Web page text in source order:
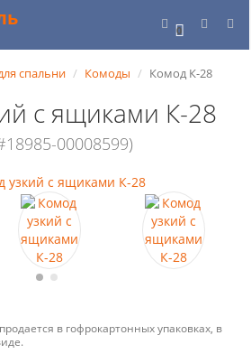
0
спальни Комоды Комод К-28
с ящиками К-28
00008599)
в гофрокартонных упаковках, в